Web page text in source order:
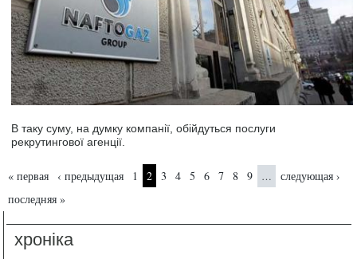
В таку суму, на думку компанії, обійдуться послуги
рекрутингової агенції.
Страницы
« первая ‹ предыдущая 1 2 3 4 5 6 7 8 9 …
следующая ›
последняя »
хроніка